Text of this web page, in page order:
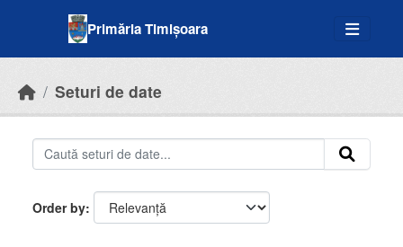
Primăria Timișoara
Seturi de date
Order by